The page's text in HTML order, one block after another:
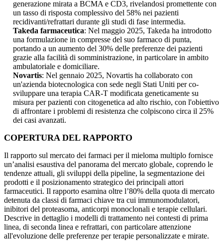
generazione mirata a BCMA e CD3, rivelandosi promettente con
un tasso di risposta complessivo del 58% nei pazienti
recidivanti/refrattari durante gli studi di fase intermedia.
Takeda farmaceutica: Nel maggio 2025, Takeda ha introdotto
una formulazione in compresse del suo farmaco di punta,
portando a un aumento del 30% delle preferenze dei pazienti
grazie alla facilità di somministrazione, in particolare in ambito
ambulatoriale e domiciliare.
Novartis: Nel gennaio 2025, Novartis ha collaborato con
un'azienda biotecnologica con sede negli Stati Uniti per co-
sviluppare una terapia CAR-T modificata geneticamente su
misura per pazienti con citogenetica ad alto rischio, con l'obiettivo
di affrontare i problemi di resistenza che colpiscono circa il 25%
dei casi avanzati.
COPERTURA DEL RAPPORTO
Il rapporto sul mercato dei farmaci per il mieloma multiplo fornisce
un’analisi esaustiva del panorama del mercato globale, coprendo le
tendenze attuali, gli sviluppi della pipeline, la segmentazione dei
prodotti e il posizionamento strategico dei principali attori
farmaceutici. Il rapporto esamina oltre l’80% della quota di mercato
detenuta da classi di farmaci chiave tra cui immunomodulatori,
inibitori del proteasoma, anticorpi monoclonali e terapie cellulari.
Descrive in dettaglio i modelli di trattamento nei contesti di prima
linea, di seconda linea e refrattari, con particolare attenzione
all'evoluzione delle preferenze per terapie personalizzate e mirate.